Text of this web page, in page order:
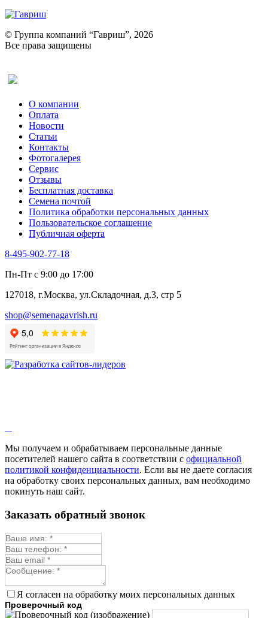
© Группа компаний “Гавриш”, 2026
Все права защищены
О компании
Оплата
Новости
Статьи
Контакты
Фотогалерея​
Сервис
Отзывы
Бесплатная доставка
Семена почтой
Политика обработки персональных данных
Пользовательское соглашение
Публичная оферта
8-495-902-77-18
Пн-Пт с 9:00 до 17:00
127018, г.Москва, ул.Складочная, д.3, стр 5
shop@semenagavrish.ru
Мы получаем и обрабатываем персональные данные
посетителей нашего сайта в соответствии с официальной
политикой конфиденциальности. Если вы не даете согласия
на обработку своих персональных данных, вам необходимо
покинуть наш сайт.
Заказать обратный звонок
Я согласен на обработку моих персональных данных
Проверочный код